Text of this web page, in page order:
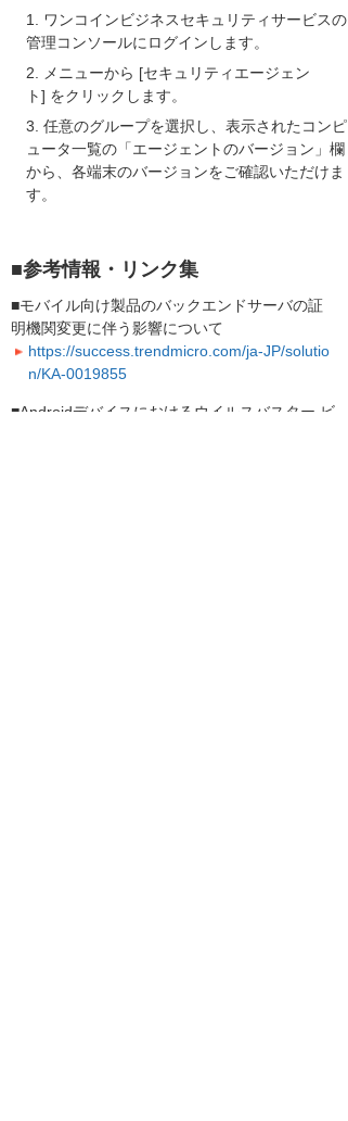
ワンコインビジネスセキュリティサービスの
管理コンソールにログインします。
メニューから [セキュリティエージェン
ト] をクリックします。
任意のグループを選択し、表示されたコンピ
ュータ一覧の「エージェントのバージョン」欄
から、各端末のバージョンをご確認いただけま
す。
■参考情報・リンク集
■モバイル向け製品のバックエンドサーバの証
明機関変更に伴う影響について
https://success.trendmicro.com/ja-JP/solutio
n/KA-0019855
■Androidデバイスにおけるウイルスバスター ビ